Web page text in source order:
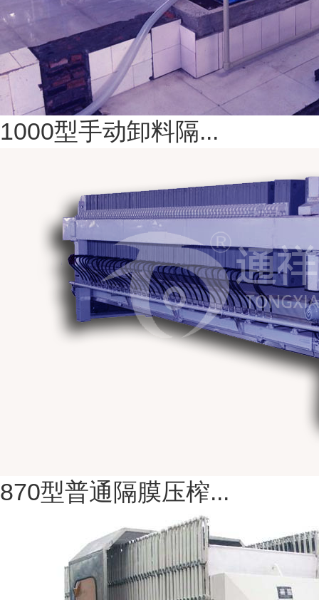
1000型手动卸料隔...
870型普通隔膜压榨...